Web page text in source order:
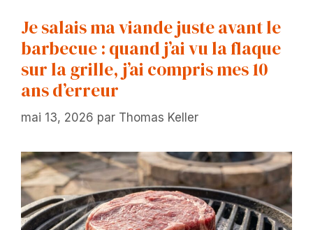
Je salais ma viande juste avant le
barbecue : quand j’ai vu la flaque
sur la grille, j’ai compris mes 10
ans d’erreur
mai 13, 2026 par Thomas Keller